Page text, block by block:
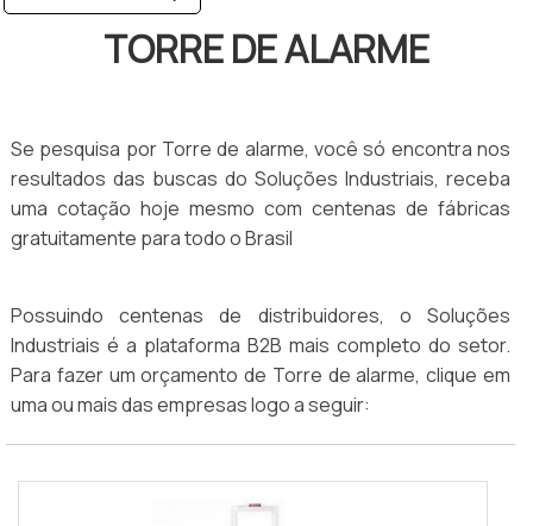
TORRE DE ALARME
Se pesquisa por Torre de alarme, você só encontra nos
resultados das buscas do Soluções Industriais, receba
uma cotação hoje mesmo com centenas de fábricas
gratuitamente para todo o Brasil
Possuindo centenas de distribuidores, o Soluções
Industriais é a plataforma B2B mais completo do setor.
Para fazer um orçamento de Torre de alarme, clique em
uma ou mais das empresas logo a seguir: